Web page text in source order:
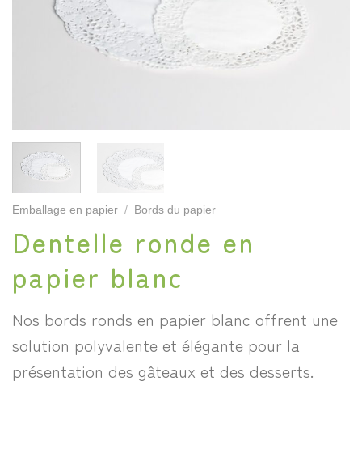
Emballage en papier / Bords du papier
Dentelle ronde en
papier blanc
Nos bords ronds en papier blanc offrent une
solution polyvalente et élégante pour la
présentation des gâteaux et des desserts.